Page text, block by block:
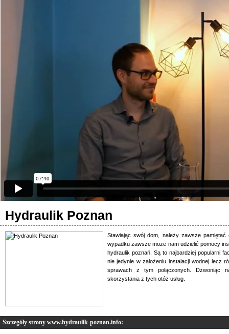
Hydraulik Poznan
Stawiając swój dom, należy zawsze pamiętać
wypadku zawsze może nam udzielić pomocy
hydraulik poznań. Są to najbardziej popularni
nie jedynie w założeniu instalacji wodnej lecz
sprawach z tym połączonych. Dzwoniąc
skorzystania z tych otóż usług.
Szczegóły strony www.hydraulik-poznan.info: